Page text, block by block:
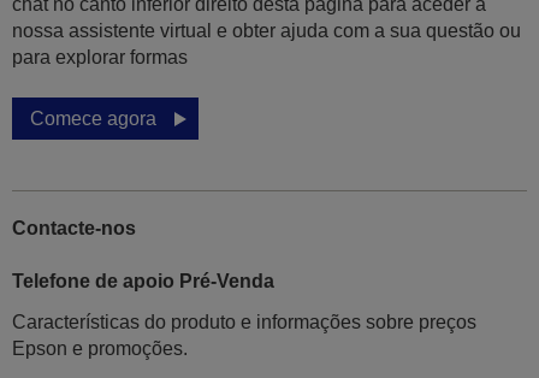
chat no canto inferior direito desta página para aceder à
nossa assistente virtual e obter ajuda com a sua questão ou
para explorar formas
Comece agora
Contacte-nos
Telefone de apoio Pré-Venda
Características do produto e informações sobre preços
Epson e promoções.